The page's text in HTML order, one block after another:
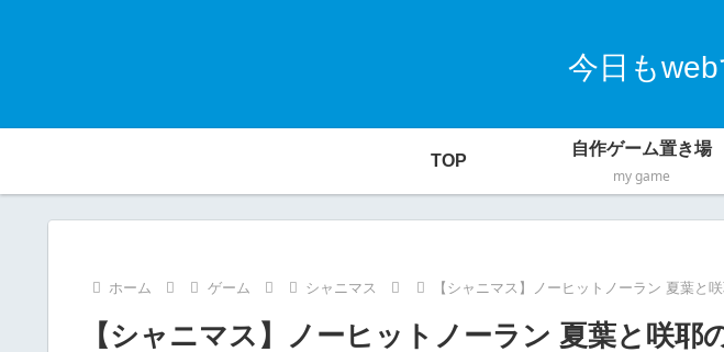
今日もweb
TOP
自作ゲーム置き場
my game
ホーム ゲーム シャニマス 【シャニマス】ノーヒットノーラン 夏葉と
【シャニマス】ノーヒットノーラン 夏葉と咲耶